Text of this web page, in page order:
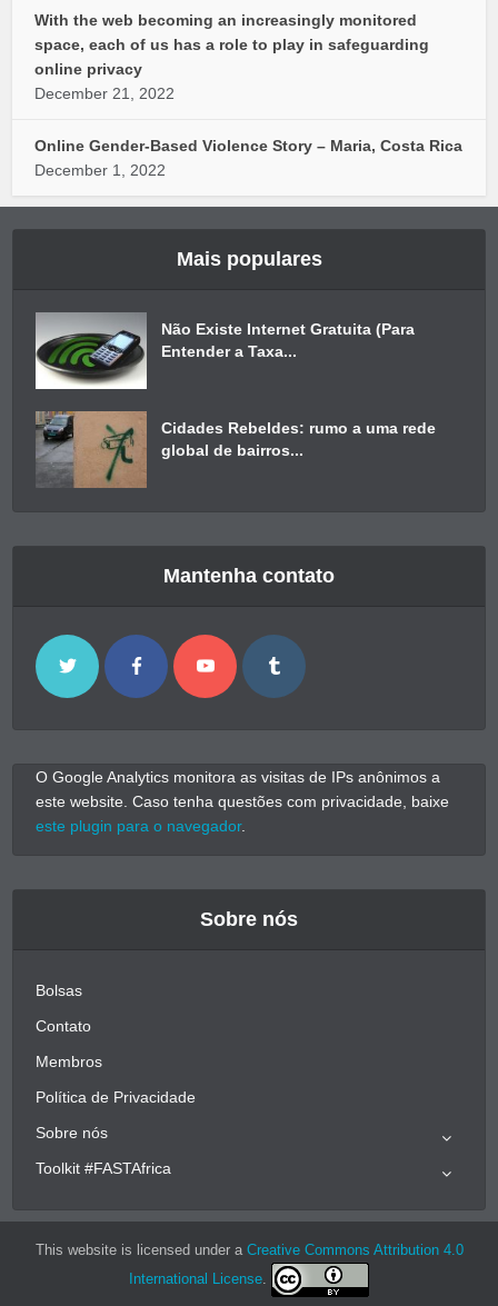
With the web becoming an increasingly monitored
space, each of us has a role to play in safeguarding
online privacy
December 21, 2022
Online Gender-Based Violence Story – Maria, Costa Rica
December 1, 2022
Mais populares
Não Existe Internet Gratuita (Para
Entender a Taxa...
Cidades Rebeldes: rumo a uma rede
global de bairros...
Mantenha contato
O Google Analytics monitora as visitas de IPs anônimos a
este website. Caso tenha questões com privacidade, baixe
este plugin para o navegador.
Sobre nós
Bolsas
Contato
Membros
Política de Privacidade
Sobre nós
Toolkit #FASTAfrica
This website is licensed under a Creative Commons Attribution 4.0
International License